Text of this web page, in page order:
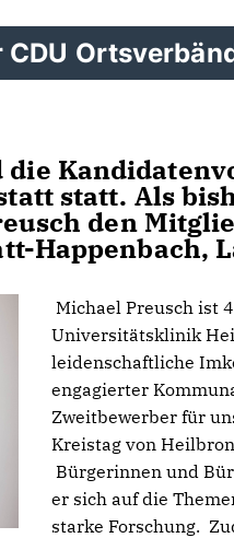
die
statt. Als
den
Happenbach,
Michael Preusch ist
Universitätsklinik
leidenschaftliche
engagierter
Zweitbewerber für
Kreistag von
Bürgerinnen und
er sich auf die
starke Forschung.